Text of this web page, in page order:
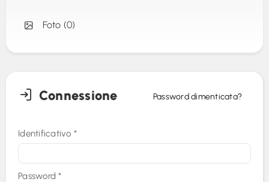
Foto (0)
Connessione Password dimenticata?
Identificativo *
Password*